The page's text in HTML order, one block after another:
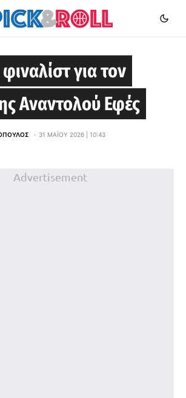
για τον
Αναντολού Εφές
31 ΜΑΪ́ΟΥ 2026 | 10:43
Advertisement